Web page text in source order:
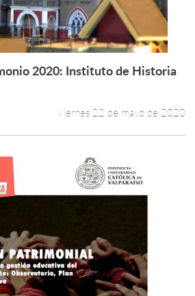
Leer más +
2020: Instituto de Historia
Viernes 22 de mayo de 2020